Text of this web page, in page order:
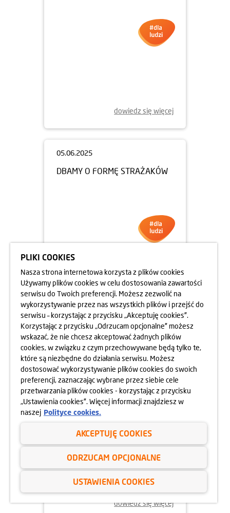
dowiedz się więcej
05.06.2025
DBAMY O FORMĘ STRAŻAKÓW
dowiedz się więcej
02.06.2025
ODYSEJA UMYSŁU 2025
dowiedz się więcej
PLIKI COOKIES
Nasza strona internetowa korzysta z plików cookies
Używamy plików cookies w celu dostosowania zawartości
serwisu do Twoich preferencji. Możesz zezwolić na
wykorzystywanie przez nas wszystkich plików i przejść do
serwisu – korzystając z przycisku „Akceptuję cookies”.
Korzystając z przycisku „Odrzucam opcjonalne” możesz
wskazać, że nie chcesz akceptować żadnych plików
cookies, w związku z czym przechowywane będą tylko te,
które są niezbędne do działania serwisu. Możesz
dostosować wykorzystywanie plików cookies do swoich
preferencji, zaznaczając wybrane przez siebie cele
przetwarzania plików cookies - korzystając z przycisku
„Ustawienia cookies”. Więcej informacji znajdziesz w
naszej Polityce cookies.
AKCEPTUJĘ COOKIES
ODRZUCAM OPCJONALNE
USTAWIENIA COOKIES